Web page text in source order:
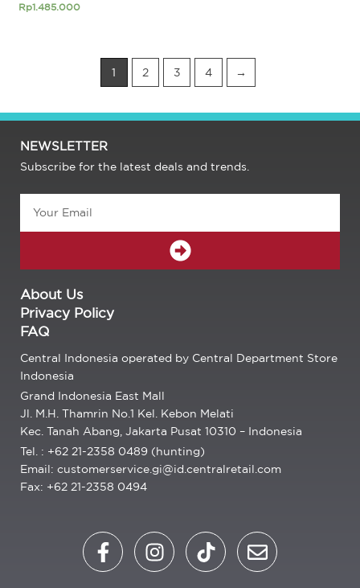
Rp1.485.000
1 2 3 4 →
NEWSLETTER
Subscribe for the latest deals and trends.
SUBMIT
About Us
Privacy Policy
FAQ
Central Indonesia operated by Central Department Store
Indonesia
Grand Indonesia East Mall
Jl. M.H. Thamrin No.1 Kel. Kebon Melati
Kec. Tanah Abang, Jakarta Pusat 10310 – Indonesia
Tel. : +62 21-2358 0489 (hunting)
Email: customerservice.gi@id.centralretail.com
Fax: +62 21-2358 0494
F
a
I
n
T
i
E
n